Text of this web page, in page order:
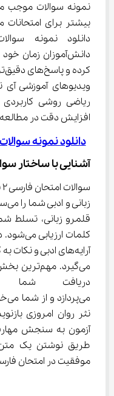
نمونه سوالات موجب
دانش‌آموزان
ویدیوهای آموزشی آی
ریاضی روشی
افزایش دقت در
دانلود نمونه
آشنایی با ساختار
قلمرو زبانی، تسلط
کلمات
آرایه‌های ادبی و
می‌گیرد.
دریافت
نثر روان امروزی
آزمون به سنجش
طریق نوشتن یک متن
موفقیت در امتحان